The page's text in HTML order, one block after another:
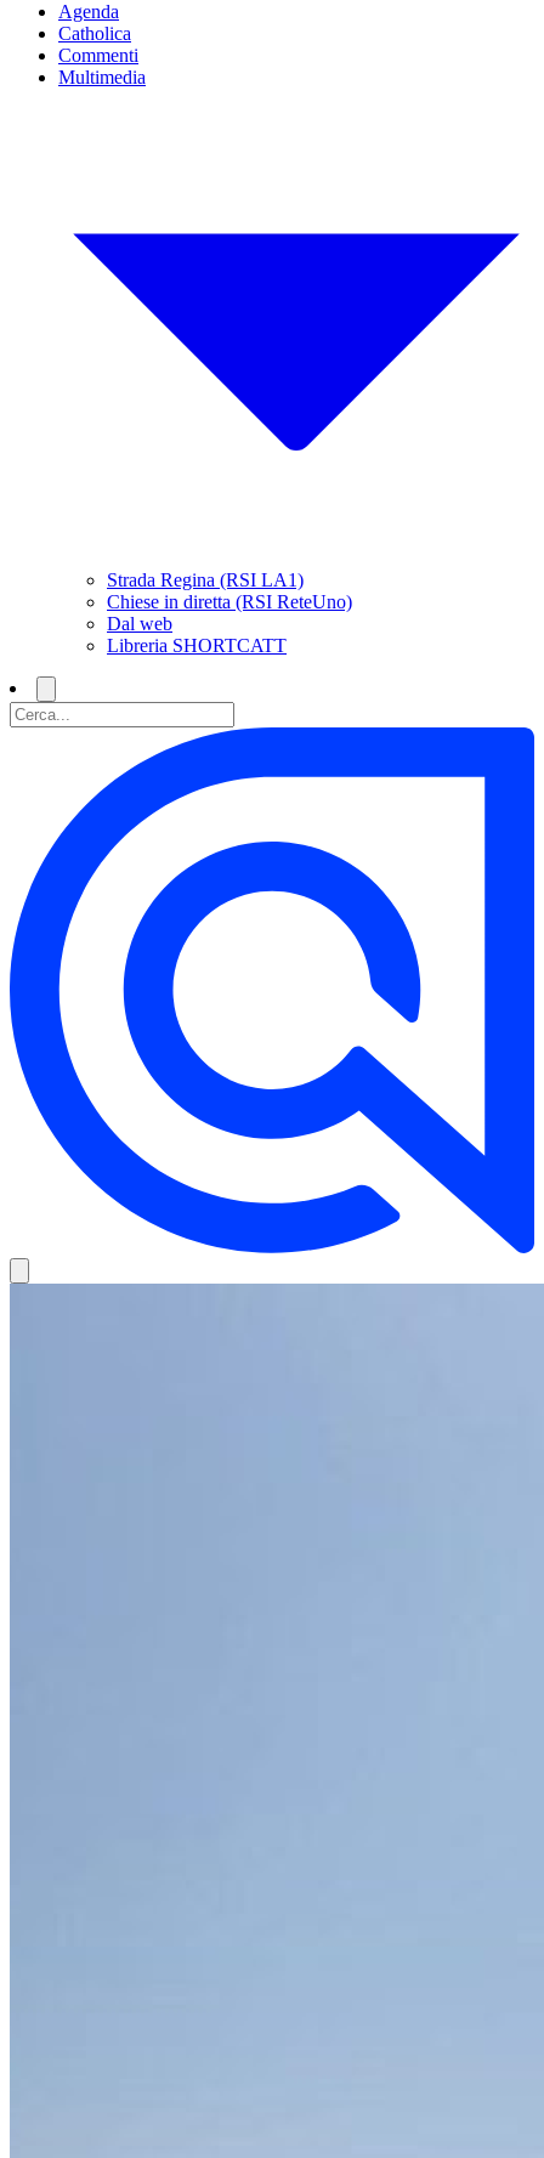
Agenda
Catholica
Commenti
Multimedia
Strada Regina (RSI LA1)
Chiese in diretta (RSI ReteUno)
Dal web
Libreria SHORTCATT